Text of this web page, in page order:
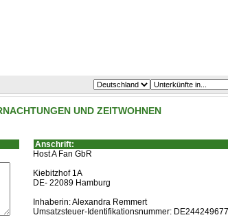
UND ZEITWOHNEN
Anschrift:
Host A Fan GbR
Kiebitzhof 1A
DE- 22089 Hamburg
Inhaberin: Alexandra Remmert
Umsatzsteuer-Identifikationsnummer: DE244249677